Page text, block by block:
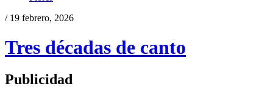
/ 19 febrero, 2026
Tres décadas de canto
Publicidad